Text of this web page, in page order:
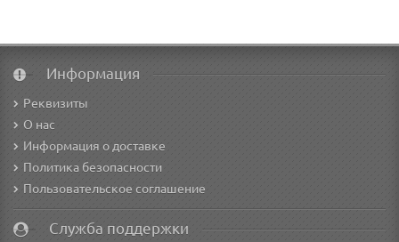
Информация
Реквизиты
О нас
Информация о доставке
Политика безопасности
Пользовательское соглашение
Служба поддержки